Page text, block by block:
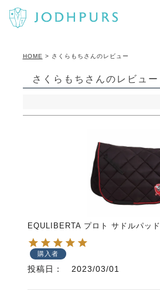
HOME さくらもちさんのレビュー
さくらもちさんのレビュー
EQULIBERTA プロト サドルパッド
購入者
投稿日 2023/03/01